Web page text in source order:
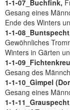
1-1-07_Buchfink,
Gesang eines
Ende des Winters
1-1-
Gewöhnliches
Winters in Gärten
1-1-
Gesang des
1-1-10_Gimpel
Gesang eines
1-1-